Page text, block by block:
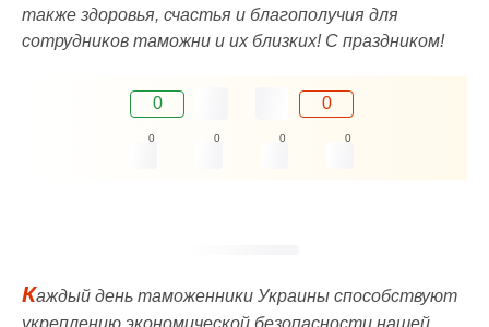
также здоровья, счастья и благополучия для
сотрудников таможни и их близких! С праздником!
0 0
0 0 0 0
Каждый день таможенники Украины способствуют